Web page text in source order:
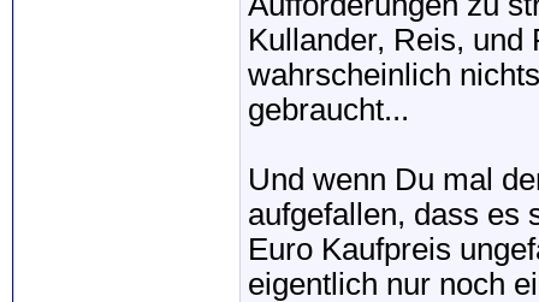
Kullander, Reis,
wahrscheinlich
gebraucht...
Und wenn Du mal
aufgefallen, dass es
Euro Kaufpreis
eigentlich nur noch